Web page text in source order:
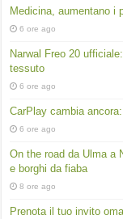
Medicina, aumentano i
6 ore ago
Narwal Freo 20
tessuto
6 ore ago
CarPlay cambia
6 ore ago
On the road da Ulma a
e borghi da fiaba
8 ore ago
Prenota il tuo invito